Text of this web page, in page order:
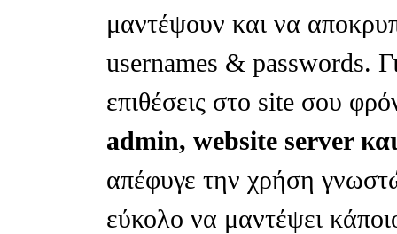
μαντέψουν και να
usernames & passwords.
επιθέσεις στο site σου
admin, website server
απέφυγε την χρήση
εύκολο να μαντέψει